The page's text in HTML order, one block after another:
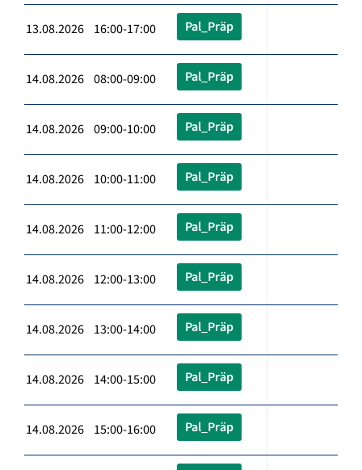
13.08.2026 16:00-17:00 Pal_Präp
14.08.2026 08:00-09:00 Pal_Präp
14.08.2026 09:00-10:00 Pal_Präp
14.08.2026 10:00-11:00 Pal_Präp
14.08.2026 11:00-12:00 Pal_Präp
14.08.2026 12:00-13:00 Pal_Präp
14.08.2026 13:00-14:00 Pal_Präp
14.08.2026 14:00-15:00 Pal_Präp
14.08.2026 15:00-16:00 Pal_Präp